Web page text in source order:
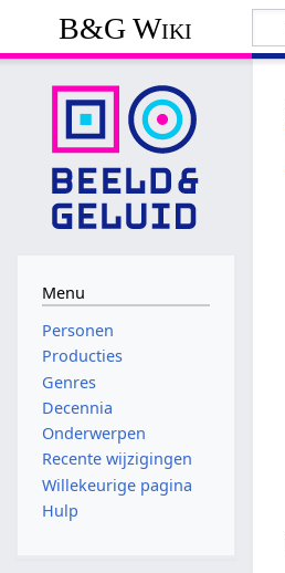
B&G Wiki
Menu
Personen
Producties
Genres
Decennia
Onderwerpen
Recente wijzigingen
Willekeurige pagina
Hulp